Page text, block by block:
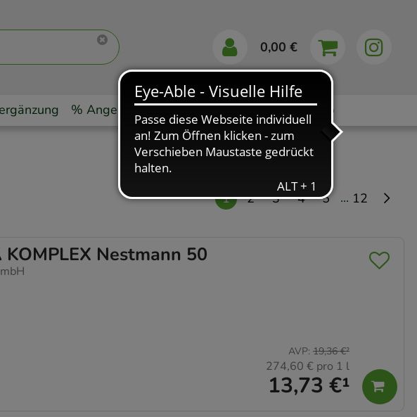
0,00 €
% Angebote Markenshops Ratgeber App
1
2 3 4 5 ... 12
KOMPLEX Nestmann 50
13,73 €¹
AVP: 19,36 €²
274,60 € pro 1 l